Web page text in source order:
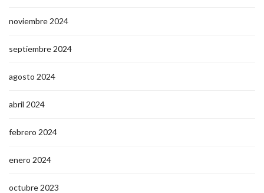
noviembre 2024
septiembre 2024
agosto 2024
abril 2024
febrero 2024
enero 2024
octubre 2023